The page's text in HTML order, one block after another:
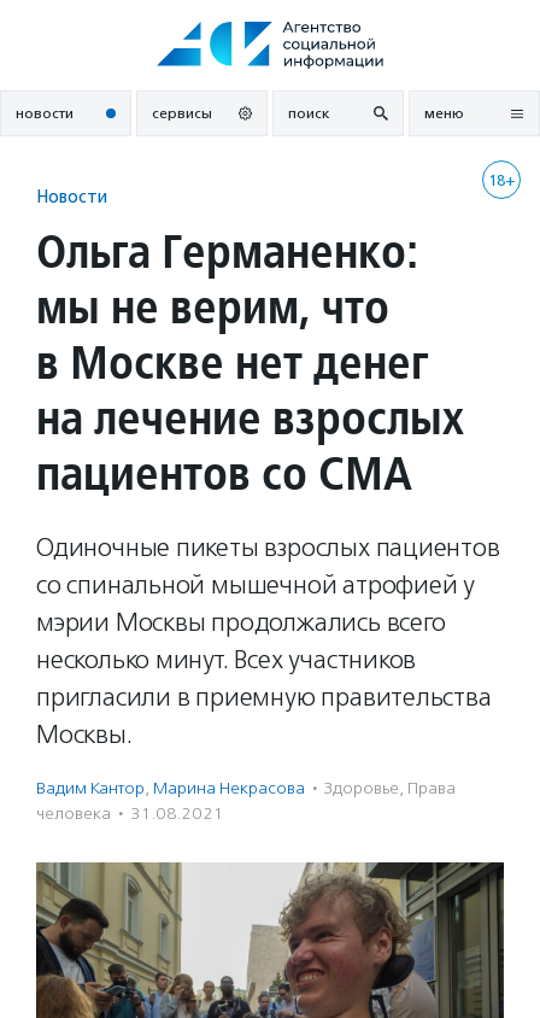
новости сервисы поиск меню
18+
Новости
Ольга Германенко:
мы не верим, что
в Москве нет денег
на лечение взрослых
пациентов со СМА
Одиночные пикеты взрослых пациентов
со спинальной мышечной атрофией у
мэрии Москвы продолжались всего
несколько минут. Всех участников
пригласили в приемную правительства
Москвы.
Вадим Кантор, Марина Некрасова · Здоровье, Права
человека · 31.08.2021